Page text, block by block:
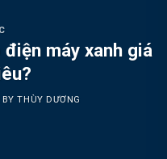
máy xanh giá
BYTHÙY DƯƠNG